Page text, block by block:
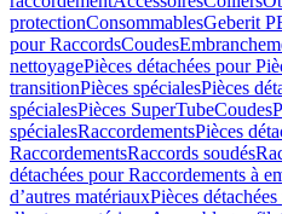
protectionConsommablesGeberit
pour RaccordsCoudes
nettoyagePièces détachées pour
transitionPièces spécialesPièces
spécialesPièces SuperTubeCoudes
spécialesRaccordementsPièces
RaccordementsRaccords soudés
détachées pour Raccordements à
d’autres matériauxPièces